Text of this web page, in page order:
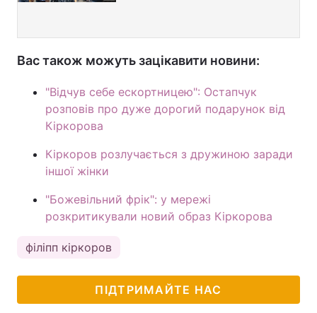
Вас також можуть зацікавити новини:
"Відчув себе ескортницею": Остапчук
розповів про дуже дорогий подарунок від
Кіркорова
Кіркоров розлучається з дружиною заради
іншої жінки
"Божевільний фрік": у мережі
розкритикували новий образ Кіркорова
філіпп кіркоров
ПІДТРИМАЙТЕ НАС